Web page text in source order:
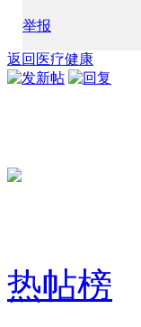
举报
返回医疗健康
热帖榜